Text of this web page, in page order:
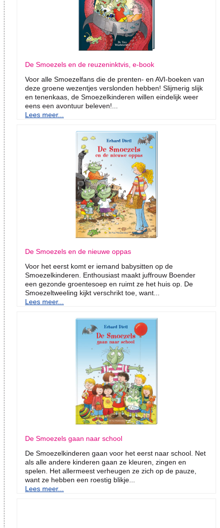
De Smoezels en de reuzeninktvis, e-book
Voor alle Smoezelfans die de prenten- en AVI-boeken van
deze groene wezentjes verslonden hebben! Slijmerig slijk
en tenenkaas, de Smoezelkinderen willen eindelijk weer
eens een avontuur beleven!...
Lees meer...
De Smoezels en de nieuwe oppas
Voor het eerst komt er iemand babysitten op de
Smoezelkinderen. Enthousiast maakt juffrouw Boender
een gezonde groentesoep en ruimt ze het huis op. De
Smoezeltweeling kijkt verschrikt toe, want...
Lees meer...
De Smoezels gaan naar school
De Smoezelkinderen gaan voor het eerst naar school. Net
als alle andere kinderen gaan ze kleuren, zingen en
spelen. Het allermeest verheugen ze zich op de pauze,
want ze hebben een roestig blikje...
Lees meer...